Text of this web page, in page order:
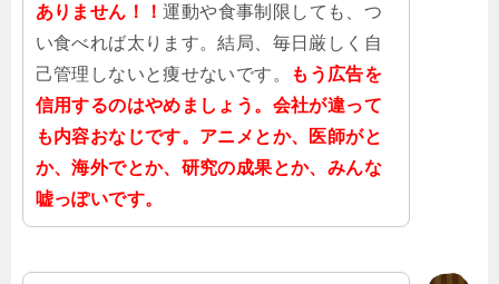
ありません！！運動や食事制限しても、つ
い食べれば太ります。結局、毎日厳しく自
己管理しないと痩せないです。
もう広告を
信用するのはやめましょう。会社が違って
も内容おなじです。アニメとか、医師がと
か、海外でとか、研究の成果とか、みんな
嘘っぽいです。